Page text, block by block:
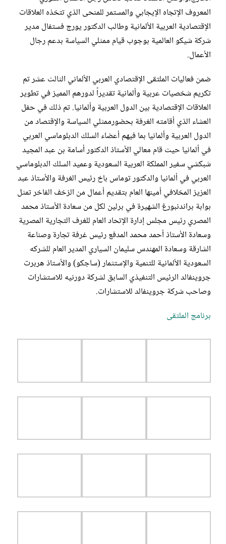
المعروف الإتجاه الإيجابي والمستمر للمنحى الذي تتخذه العلاقات
الإقتصادية العربية ‏الألمانية وطالب الدكتور يورج فستفال مدير
شركة شيكو العالمية بوجوب قيام ممثلي السياسة بدعم رجال
الأعمال.‏
ضمن فعاليات الملتقى الإقتصادي العربي الألماني الثالث عشر تم
تكريم شخصيات عربية وألمانية تقديراً لدورهم المميز ‏في تطوير
العلاقات الإقتصادية بين الدول العربية وألمانيا. تم ذلك في حفل
العشاء الذي أقامته الغرفة بحضورممثلي ‏السياسة والإقتصاد من
الدول العربية وألمانيا بما فيهم أعضاء السلك الدبلوماسي العربي
في ألمانيا حيث قام معالي ‏الأستاذ الدكتور أسامة بن عبد المجيد
شبكشي سفير المملكة العربية السعودية وعميد السلك الدبلوماسي
العربي في ألمانيا ‏والدكتور توماس باخ رئيس الغرفة والأستاذ عبد
العزيز المخلافي أمينها العام بتقديم أعمال من الزخف الفاخر تمثل
‏بوابة براندنبورغ الشهيرة في برلين لكل من سعادة الأستاذ محمد
المصري رئيس مجلس إدارة الإتحاد العام للغرف ‏التجارية المصرية
وسعادة الأستاذ أحمد محمد المدفع رئيس غرفة تجارة وصناعة
الشارقة وسعادة المهندس سليمان ‏السياري المدير العام للشركه
السعودية الألمانية للتنمية والإستثمار (ساجكو) والأستاذ هربرت
جروينفالد الرئيس التنفيذي ‏السابق لشركة دورنيه للاستشارات
وصاحب شركة جروينفالد للاستشارات.‏
برنامج الملتقى